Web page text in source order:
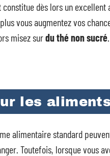
dès lors un
vous augmentez vos
misez surdu thé non sucré.
les
alimentaire standard
Toutefois, lorsque vous